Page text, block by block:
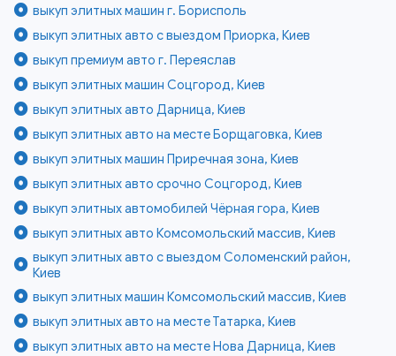
выкуп элитных машин г. Борисполь
выкуп элитных авто с выездом Приорка, Киев
выкуп премиум авто г. Переяслав
выкуп элитных машин Соцгород, Киев
выкуп элитных авто Дарница, Киев
выкуп элитных авто на месте Борщаговка, Киев
выкуп элитных машин Приречная зона, Киев
выкуп элитных авто срочно Соцгород, Киев
выкуп элитных автомобилей Чёрная гора, Киев
выкуп элитных авто Комсомольский массив, Киев
выкуп элитных авто с выездом Соломенский район,
Киев
выкуп элитных машин Комсомольский массив, Киев
выкуп элитных авто на месте Татарка, Киев
выкуп элитных авто на месте Нова Дарница, Киев